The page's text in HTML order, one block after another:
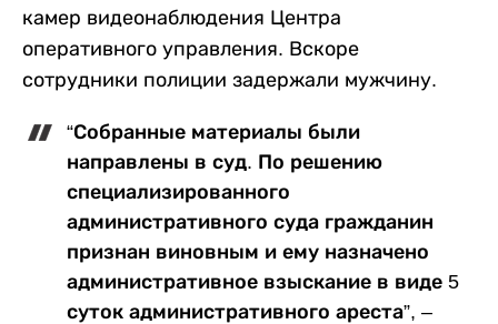
камер видеонаблюдения Центра
оперативного управления. Вскоре
сотрудники полиции задержали мужчину.
“Собранные материалы были
направлены в суд. По решению
специализированного
административного суда гражданин
признан виновным и ему назначено
административное взыскание в виде 5
суток административного ареста”, –